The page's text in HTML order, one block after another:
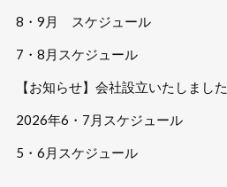
8・9月 スケジュール
7・8月スケジュール
【お知らせ】会社設立いたしました
2026年6・7月スケジュール
5・6月スケジュール